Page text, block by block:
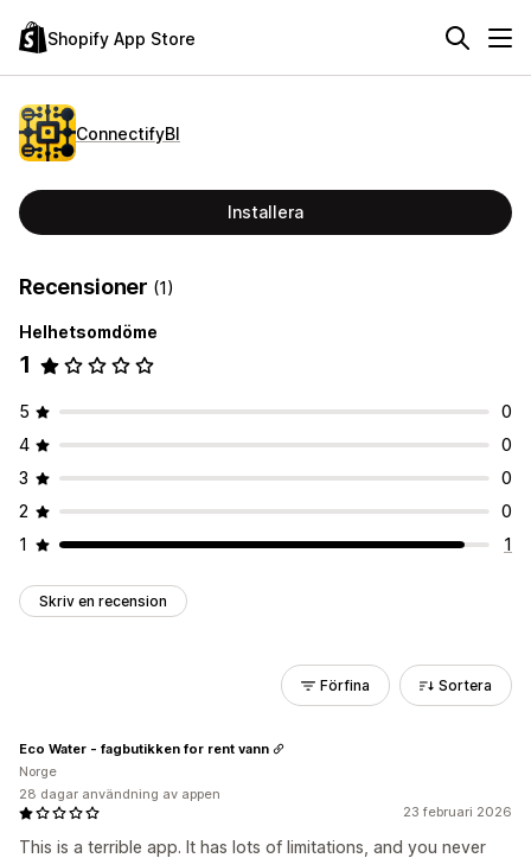
Shopify App Store
ConnectifyBI
Installera
Recensioner (1)
Helhetsomdöme
1
5
0
4
0
3
0
2
0
1
1
Skriv en recension
Förfina Sortera
23 februari 2026
This is a terrible app. It has lots of limitations, and you never
Eco Water - fagbutikken for rent vann
Norge
28 dagar användning av appen